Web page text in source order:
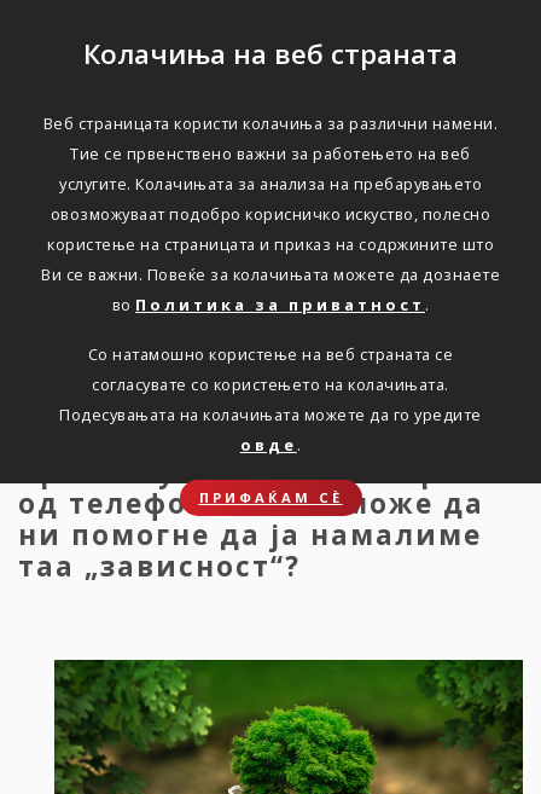
Колачиња на веб страната
Веб страницата користи колачиња за различни намени.
Тие се првенствено важни за работењето на веб
услугите. Колачињата за анализа на пребарувањето
овозможуваат подобро корисничко искуство, полесно
користење на страницата и приказ на содржините што
Ви се важни. Повеќе за колачињата можете да дознаете
во Политика за приватност .
Со натамошно користење на веб страната се
согласувате со користењето на колачињата.
Подесувањата на колачињата можете да го уредите
овде .
ПРИФАЌАМ СЀ
Оставете го телефонот
барем за време на
одмор
НА ОДМОРОТ
Премногу гледаме во екранот
од телефонот. Што може да
ни помогне да ја намалиме
таа „зависност“?